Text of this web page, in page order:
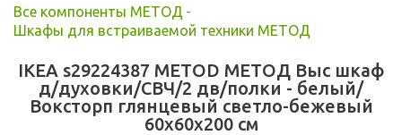
Все компоненты МЕТОД -
Шкафы для встраиваемой техники МЕТОД
IKEA s29224387 METOD МЕТОД Выс шкаф
д/духовки/СВЧ/2 дв/полки - белый/
Воксторп глянцевый светло-бежевый
60x60x200 см